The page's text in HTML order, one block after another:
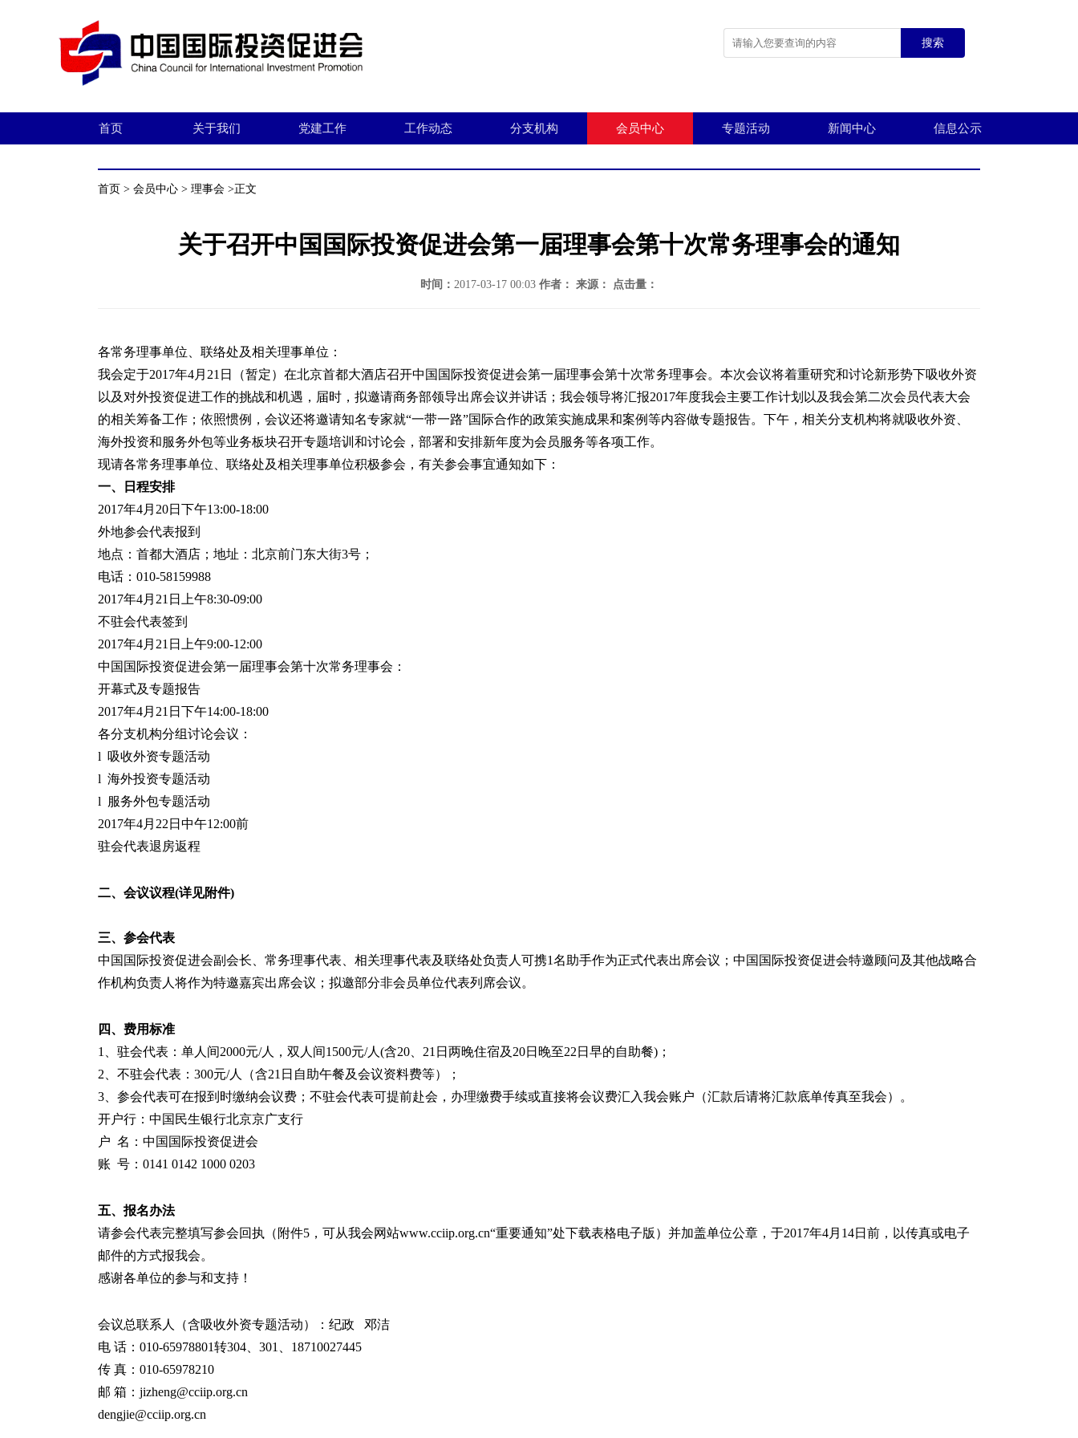
搜索
首页 关于我们 党建工作 工作动态 分支机构 会员中心 专题活动 新闻中心 信息公示
首页 > 会员中心 > 理事会 >正文
关于召开中国国际投资促进会第一届理事会第十次常务理事会的通知
时间： 2017-03-17 00:03 作者： 来源： 点击量：
各常务理事单位、联络处及相关理事单位：
我会定于2017年4月21日（暂定）在北京首都大酒店召开中国国际投资促进会第一届理事会第十次常务理事会。本次会议将着重研究和讨论新形势下吸收外资
以及对外投资促进工作的挑战和机遇，届时，拟邀请商务部领导出席会议并讲话；我会领导将汇报2017年度我会主要工作计划以及我会第二次会员代表大会
的相关筹备工作；依照惯例，会议还将邀请知名专家就“一带一路”国际合作的政策实施成果和案例等内容做专题报告。下午，相关分支机构将就吸收外资、
海外投资和服务外包等业务板块召开专题培训和讨论会，部署和安排新年度为会员服务等各项工作。
现请各常务理事单位、联络处及相关理事单位积极参会，有关参会事宜通知如下：
一、日程安排
2017年4月20日下午13:00-18:00
外地参会代表报到
地点：首都大酒店；地址：北京前门东大街3号；
电话：010-58159988
2017年4月21日上午8:30-09:00
不驻会代表签到
2017年4月21日上午9:00-12:00
中国国际投资促进会第一届理事会第十次常务理事会：
开幕式及专题报告
2017年4月21日下午14:00-18:00
各分支机构分组讨论会议：
l 吸收外资专题活动
l 海外投资专题活动
l 服务外包专题活动
2017年4月22日中午12:00前
驻会代表退房返程
二、会议议程(详见附件)
三、参会代表
中国国际投资促进会副会长、常务理事代表、相关理事代表及联络处负责人可携1名助手作为正式代表出席会议；中国国际投资促进会特邀顾问及其他战略合
作机构负责人将作为特邀嘉宾出席会议；拟邀部分非会员单位代表列席会议。
四、费用标准
1、驻会代表：单人间2000元/人，双人间1500元/人(含20、21日两晚住宿及20日晚至22日早的自助餐)；
2、不驻会代表：300元/人（含21日自助午餐及会议资料费等）；
3、参会代表可在报到时缴纳会议费；不驻会代表可提前赴会，办理缴费手续或直接将会议费汇入我会账户（汇款后请将汇款底单传真至我会）。
开户行：中国民生银行北京京广支行
户 名：中国国际投资促进会
账 号：0141 0142 1000 0203
五、报名办法
请参会代表完整填写参会回执（附件5，可从我会网站www.cciip.org.cn“重要通知”处下载表格电子版）并加盖单位公章，于2017年4月14日前，以传真或电子
邮件的方式报我会。
感谢各单位的参与和支持！
会议总联系人（含吸收外资专题活动）：纪政 邓洁
电 话：010-65978801转304、301、18710027445
传 真：010-65978210
邮 箱：jizheng@cciip.org.cn
dengjie@cciip.org.cn